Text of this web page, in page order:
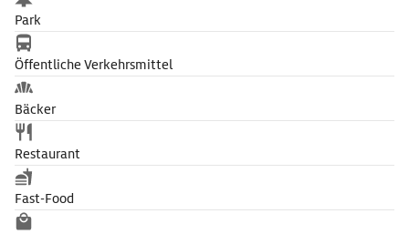
Park
Öffentliche Verkehrsmittel
Bäcker
Restaurant
Fast-Food